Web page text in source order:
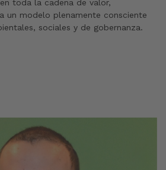
toda la cadena de valor,
un modelo plenamente consciente
sociales y de gobernanza.